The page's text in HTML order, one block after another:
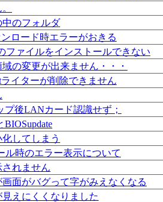
のフォルダ
ロード時エラーがおきる
ファイルをインストールできない
の変更が出来ません・・・
ライターが削除できません
プ後LANカード認識せず；
BIOSupdate
してしまう
ル時のエラー表示について
れません
面がバグって字がみえなくなる
えにくくなりました